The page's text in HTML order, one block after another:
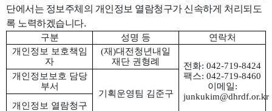
단에서는 정보주체의 개인정보 열람청구가 신속하게 처리되도
록 노력하겠습니다.
구분 성명 등
연락처
개인정보 보호책임
자
(재)대전청년내일
재단 권형례
전화: 042-719-8424
팩스: 042-719-8460
이메일:
junkukim@dhrdf.or.kr
개인정보보호 담당
부서
기획운영팀 김준구
개인정보 열람청구